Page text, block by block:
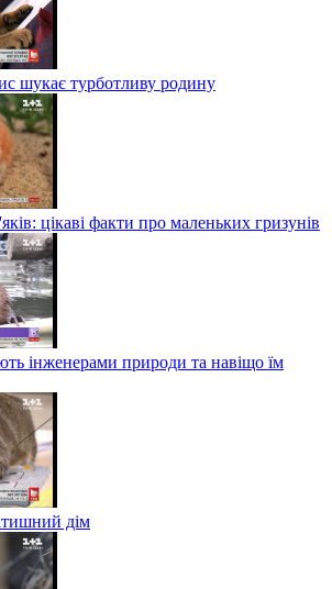
шукає турботливу родину
цікаві факти про маленьких гризунів
інженерами природи та навіщо їм
дім